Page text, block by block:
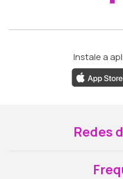
Instale a
Redes